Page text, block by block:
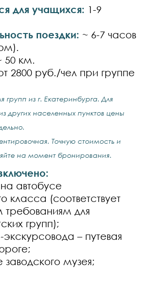
для учащихся: 1-9
поездки: ~ 6-7 часов
50 км.
2800 руб./чел при группе
групп из г. Екатеринбурга. Для
других населенных пунктов цены
Точную стоимость и
на момент бронирования.
автобусе
класса (соответствует
для
групп);
– путевая
музея;